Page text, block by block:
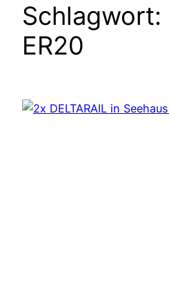
Schlagwort:
ER20